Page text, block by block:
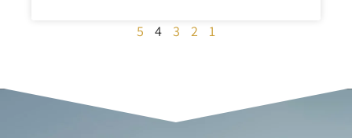
1
2
3
4
5